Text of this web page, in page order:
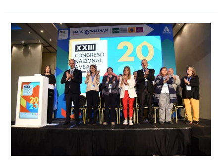
Diagnotest
en
el
XXIII
Congreso
Nacional
de
AVEACA